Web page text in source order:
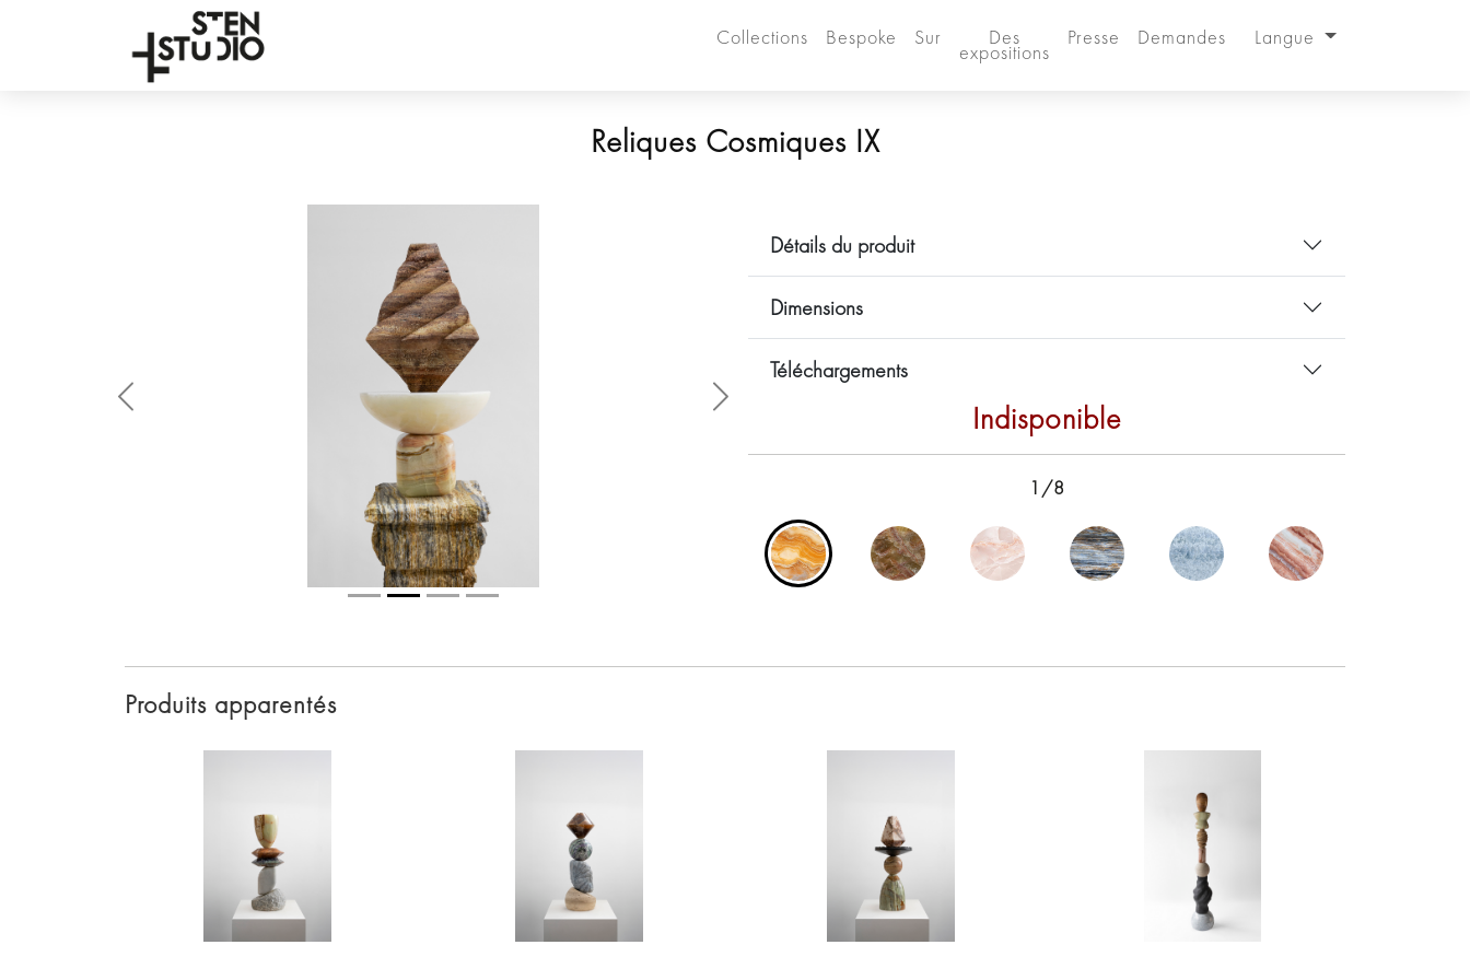
Collections Bespoke Sur Des
expositions
Presse Demandes Langue
Reliques Cosmiques IX
Anterior Siguiente
Détails du produit
Dimensions
Téléchargements
Indisponible
1/8
Produits apparentés